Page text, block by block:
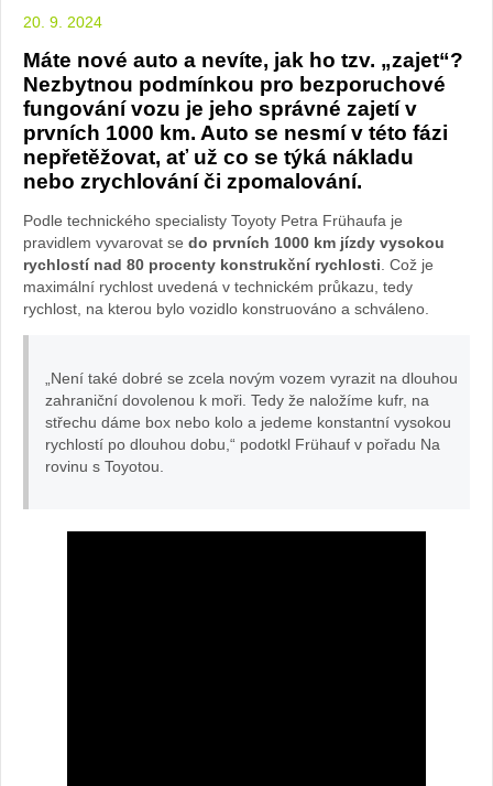
20. 9. 2024
Máte nové auto a nevíte, jak ho tzv. „zajet“?
Nezbytnou podmínkou pro bezporuchové
fungování vozu je jeho správné zajetí v
prvních 1000 km. Auto se nesmí v této fázi
nepřetěžovat, ať už co se týká nákladu
nebo zrychlování či zpomalování.
Podle technického specialisty Toyoty Petra Frühaufa je
pravidlem vyvarovat se do prvních 1000 km jízdy vysokou
rychlostí nad 80 procenty konstrukční rychlosti. Což je
maximální rychlost uvedená v technickém průkazu, tedy
rychlost, na kterou bylo vozidlo konstruováno a schváleno.
„Není také dobré se zcela novým vozem vyrazit na dlouhou
zahraniční dovolenou k moři. Tedy že naložíme kufr, na
střechu dáme box nebo kolo a jedeme konstantní vysokou
rychlostí po dlouhou dobu,“ podotkl Frühauf v pořadu Na
rovinu s Toyotou.